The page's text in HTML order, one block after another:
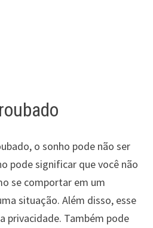
o sonho pode não ser
pode significar que você não
se comportar em um
situação. Além disso, esse
privacidade. Também pode